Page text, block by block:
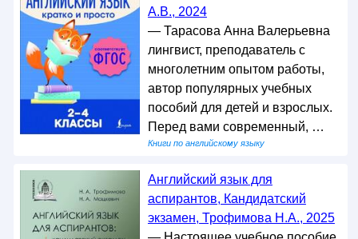
А.В., 2024
— Тарасова Анна Валерьевна
лингвист, преподаватель с
многолетним опытом работы,
автор популярных учебных
пособий для детей и взрослых.
Перед вами современный, …
Книги по английскому языку
Английский язык для
аспирантов, Кандидатский
экзамен, Трофимова Н.А., 2025